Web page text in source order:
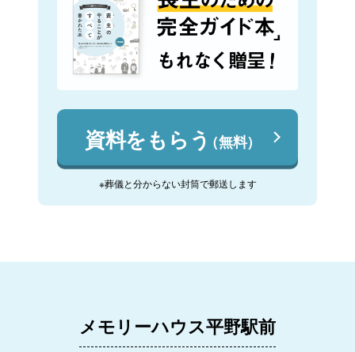
資料をもらう（無料）
※葬儀と分からない封筒で郵送します
メモリーハウス平野駅前